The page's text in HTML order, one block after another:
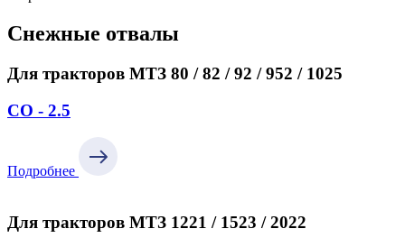
Снежные отвалы
Для тракторов МТЗ 80 / 82 / 92 / 952 / 1025
СО - 2.5
Подробнее
Для тракторов МТЗ 1221 / 1523 / 2022